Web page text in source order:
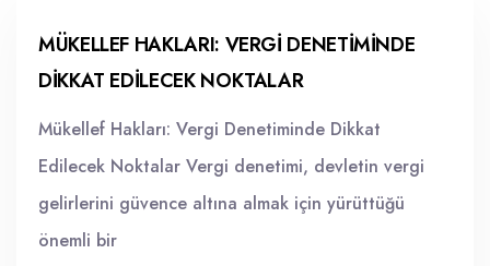
MÜKELLEF HAKLARI: VERGI DENETIMINDE
DIKKAT EDILECEK NOKTALAR
Mükellef Hakları: Vergi Denetiminde Dikkat
Edilecek Noktalar Vergi denetimi, devletin vergi
gelirlerini güvence altına almak için yürüttüğü
önemli bir